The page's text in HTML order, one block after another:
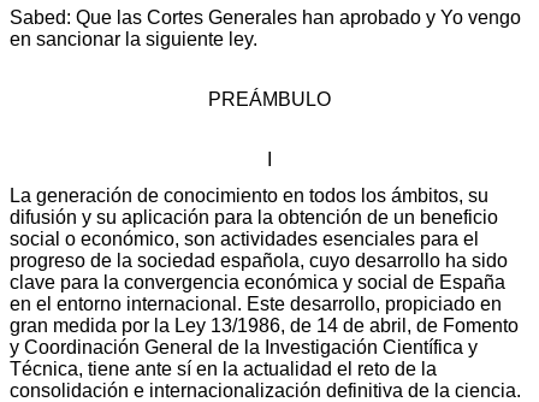
Sabed: Que las Cortes Generales han aprobado y Yo vengo
en sancionar la siguiente ley.
PREÁMBULO
La generación de conocimiento en todos los ámbitos, su
difusión y su aplicación para la obtención de un beneficio
social o económico, son actividades esenciales para el
progreso de la sociedad española, cuyo desarrollo ha sido
clave para la convergencia económica y social de España
en el entorno internacional. Este desarrollo, propiciado en
gran medida por la Ley 13/1986, de 14 de abril, de Fomento
y Coordinación General de la Investigación Científica y
Técnica, tiene ante sí en la actualidad el reto de la
consolidación e internacionalización definitiva de la ciencia.